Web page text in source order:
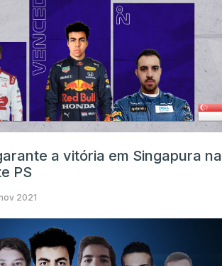
a vitória em Singapura na
PS
2021